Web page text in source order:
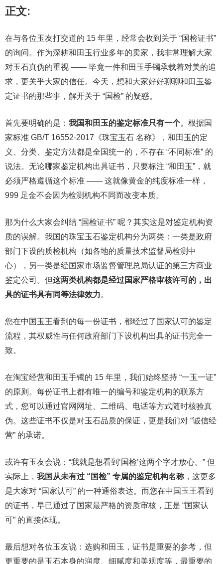
正文:
在与各位玉友打交道的 15 年里，经常会收到关于 “国检证书”
的询问。作为深耕和田玉行业多年的卖家，我非常理解大家
对玉石真伪的重视 —— 毕竟一件和田玉手镯承载着对美的追
求，更关乎大家的信任。今天，想和大家好好聊聊和田玉鉴
定证书的那些事，解开关于 “国检” 的疑惑。
首先要明确的是： 我国和田玉的鉴定标准只有一个。根据国
家标准 GB/T 16552-2017《珠宝玉石 名称》，和田玉的定
义、分类、鉴定方法都是全国统一的，不存在 “不同标准” 的
说法。无论哪家鉴定机构出具证书，只要标注 “和田玉”，就
必须严格遵循这个标准 —— 这就像黄金的纯度标准一样，
999 足金不会因为检测机构不同而改变本质。
那为什么大家会纠结 “国检证书” 呢？其实这是对鉴定机构资
质的误解。我国的珠宝玉石鉴定机构分为两类：一类是政府
部门下设的质检机构（如各地的质量技术监督局检测中
心），另一类是经国家市场监督管理总局认证的第三方商业
鉴定公司。但这两类机构都是经过国家严格审核许可的，出
具的证书具有同等法律效力。
您在中国玉王看到的每一份证书，都经过了国家认可的鉴定
流程，其权威性与任何政府部门下设机构出具的证书完全一
致。
在淘宝经营和田玉手镯的 15 年里，我们始终坚持 “一玉一证”
的原则。每份证书上都有唯一的编号和鉴定机构的联系方
式，您可以通过官网网址、二维码、电话等方式随时核验真
伪。这些证书不仅是对玉石品质的保证，更是我们对 “诚信经
营” 的承诺。
或许有玉友会说：“我就是想看到‘国检’这两个字才放心。” 但
实际上， 我国从未有过 “国检” 专属的鉴定机构名称 ，这更多
是大家对 “国家认可” 的一种通俗表达。而您在中国玉王看到
的证书，早已通过了国家最严格的资质审核，正是 “国家认
可” 的直接体现。
最后想对各位玉友说：选购和田玉，证书是重要的参考，但
更重要的是玉石本身的润度、细腻度和美观度等，最重要的